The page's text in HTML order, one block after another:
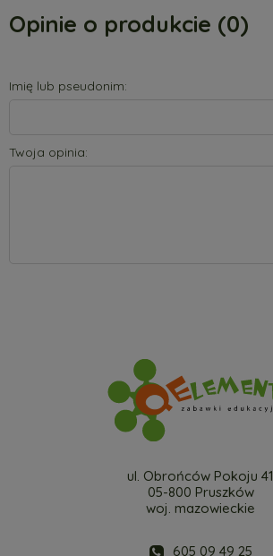
Opinie o produkcie (0)
Imię lub pseudonim:
Twoja opinia:
ul. Obrońców Pokoju 41
05-800 Pruszków
woj. mazowieckie
605 09 49 25